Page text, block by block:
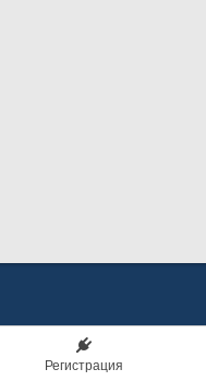
Регистрация